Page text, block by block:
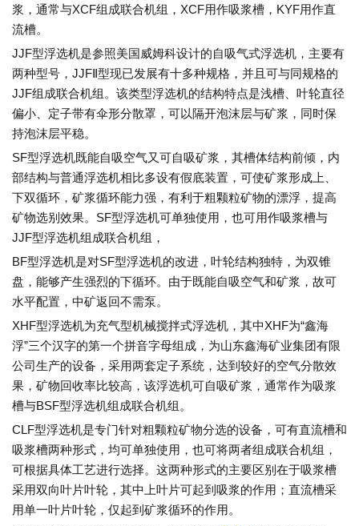
浆，通常与XCF组成联合机组，XCF用作吸浆槽，KYF用作直
流槽。
JJF型浮选机是参照美国威姆科设计的自吸气式浮选机，主要有
两种型号，JJFⅡ型现已发展有十多种规格，并且可与同规格的
JJF组成联合机组。该类型浮选机的结构特点是浅槽、叶轮直径
偏小、定子带有伞形分散罩，可以隔开泡沫层与矿浆，同时保
持泡沫层平稳。
SF型浮选机既能自吸空气又可自吸矿浆，其槽体结构前倾，内
部结构与普通浮选机相比多设有假底装置，可使矿浆形成上、
下双循环，矿浆循环能力强，有利于粗颗粒矿物的漂浮，提高
矿物选别效果。SF型浮选机可单独使用，也可用作吸浆槽与
JJF型浮选机组成联合机组，
BF型浮选机是对SF型浮选机的改进，叶轮结构独特，为双锥
盘，能够产生强烈的下循环。由于既能自吸空气和矿浆，故可
水平配置，中矿返回不需泵。
XHF型浮选机为充气型机械搅拌式浮选机，其中XHF为“鑫海
浮”三个汉字的第一个拼音字母组成，为山东鑫海矿业集团有限
公司生产的设备，采用两套定子系统，达到较好的空气分散效
果，矿物回收率比较高，该浮选机可自吸矿浆，通常作为吸浆
槽与BSF型浮选机组成联合机组。
CLF型浮选机是专门针对粗颗粒矿物分选的设备，可有直流槽和
吸浆槽两种形式，均可单独使用，也可将两者组成联合机组，
可根据具体工艺进行选择。这两种形式的主要区别在于吸浆槽
采用双向叶片叶轮，其中上叶片可起到吸浆的作用；直流槽采
用单一叶片叶轮，仅起到矿浆循环的作用。